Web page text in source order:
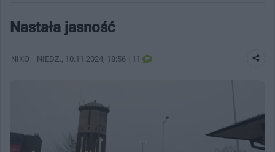
Nastała jasność
NIKO NIEDZ. , 10.11.2024, 18:56 11